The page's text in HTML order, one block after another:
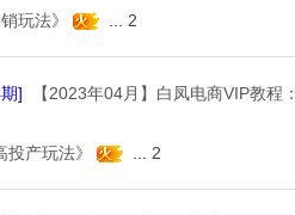
玩法》 2
] 【2023年04月】白凤电商VIP教
产玩法》 2